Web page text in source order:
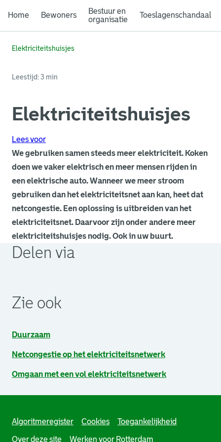
Home Bewoners
Bestuur en
organisatie
Toeslagenschandaal
Elektriciteitshuisjes
Leestijd: 3 min
Elektriciteitshuisjes
Lees voor
We gebruiken samen steeds meer elektriciteit. Koken
doen we vaker elektrisch en meer mensen rijden in
een elektrische auto. Wanneer we meer stroom
gebruiken dan het elektriciteitsnet aan kan, heet dat
netcongestie. Een oplossing is uitbreiden van het
elektriciteitsnet. Daarvoor zijn onder andere meer
elektriciteitshuisjes nodig. Ook in uw buurt.
Delen via
Zie ook
Duurzaam
Netcongestie op het elektriciteitsnetwerk
Omgaan met een vol elektriciteitsnetwerk
Algoritmeregister Cookies Toegankelijkheid
Over deze site Werken voor Rotterdam